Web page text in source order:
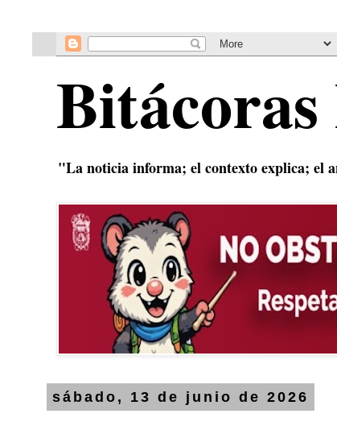
"La noticia informa; el contexto explica; el
sábado, 13 de junio de 2026